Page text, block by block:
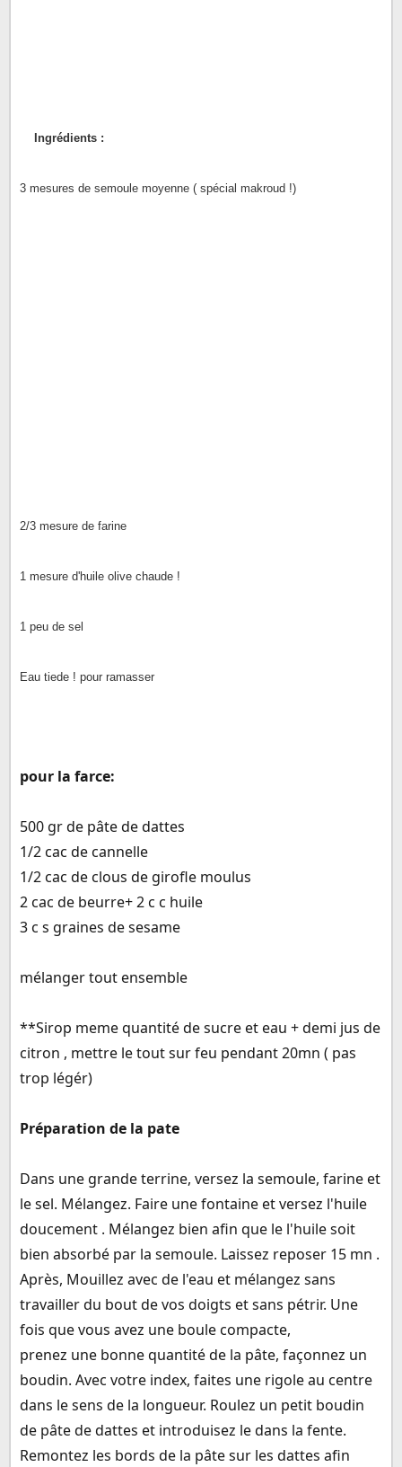
Ingrédients :
3 mesures de semoule moyenne ( spécial makroud !)
2/3 mesure de farine
1 mesure d'huile olive chaude !
1 peu de sel
Eau tiede ! pour ramasser
pour la farce:
500 gr de pâte de dattes
1/2 cac de cannelle
1/2 cac de clous de girofle moulus
2 cac de beurre+ 2 c c huile
3 c s graines de sesame
mélanger tout ensemble
**Sirop meme quantité de sucre et eau + demi jus de
citron , mettre le tout sur feu pendant 20mn ( pas
trop légér)
Préparation de la pate
Dans une grande terrine, versez la semoule, farine et
le sel. Mélangez. Faire une fontaine et versez l'huile
doucement . Mélangez bien afin que le l'huile soit
bien absorbé par la semoule. Laissez reposer 15 mn .
Après, Mouillez avec de l'eau et mélangez sans
travailler du bout de vos doigts et sans pétrir. Une
fois que vous avez une boule compacte,
prenez une bonne quantité de la pâte, façonnez un
boudin. Avec votre index, faites une rigole au centre
dans le sens de la longueur. Roulez un petit boudin
de pâte de dattes et introduisez le dans la fente.
Remontez les bords de la pâte sur les dattes afin